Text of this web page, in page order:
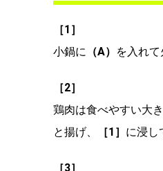
［1］
小鍋に （A） を入れ
［2］
鶏肉は食べやすい大
と揚げ、
［1］ に浸し
［3］